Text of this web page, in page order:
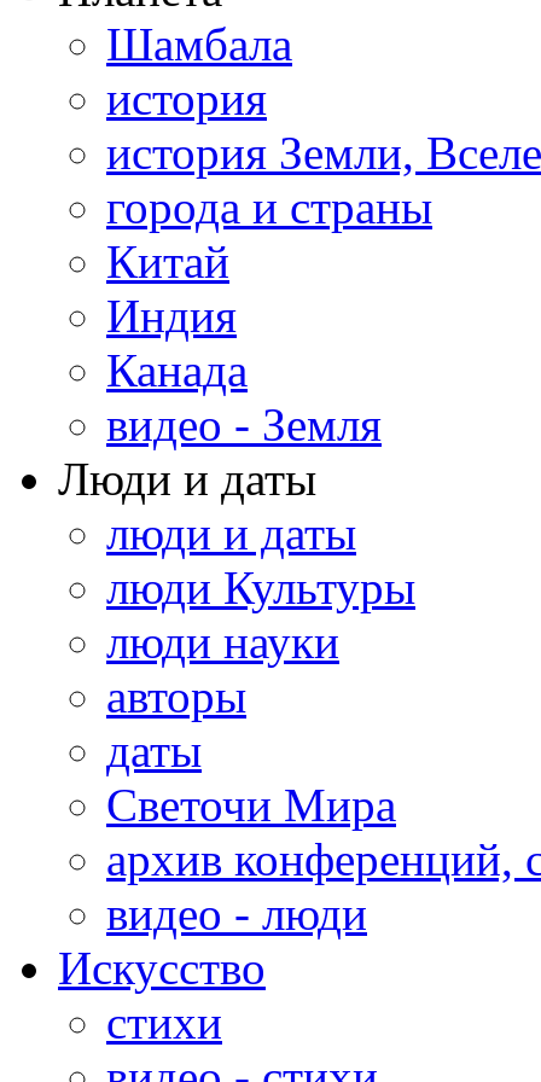
Шамбала
история
история Земли,
города и страны
Китай
Индия
Канада
видео - Земля
Люди и даты
люди и даты
люди Культуры
люди науки
авторы
даты
Светочи Мира
архив конференций,
видео - люди
Искусство
стихи